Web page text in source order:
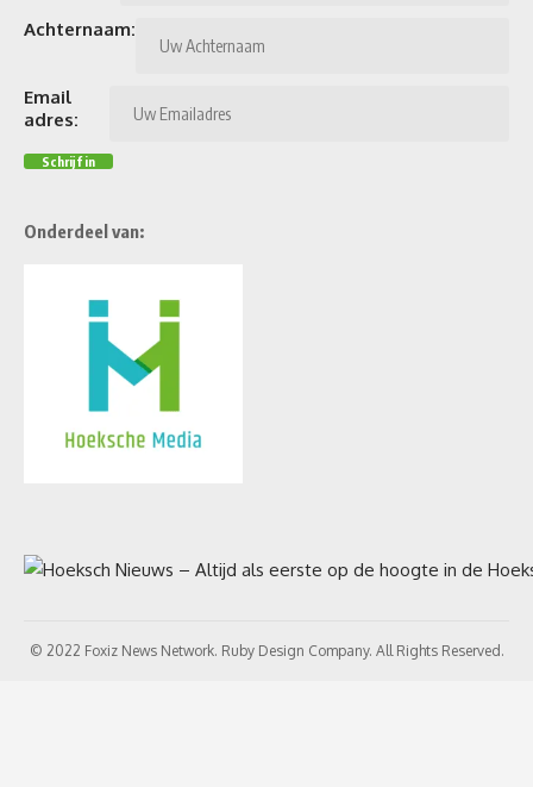
Achternaam:
Email
adres:
Onderdeel van:
© 2022 Foxiz News Network. Ruby Design Company. All Rights Reserved.